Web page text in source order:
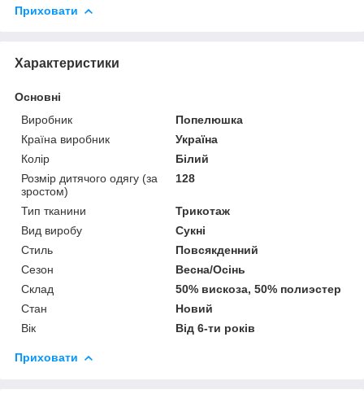
Приховати
Характеристики
Основні
Виробник
Попелюшка
Країна виробник
Україна
Колір
Білий
Розмір дитячого одягу (за
зростом)
128
Тип тканини
Трикотаж
Вид виробу
Сукні
Стиль
Повсякденний
Сезон
Весна/Осінь
Склад
50% вискоза, 50% полиэстер
Стан
Новий
Вік
Від 6-ти років
Приховати